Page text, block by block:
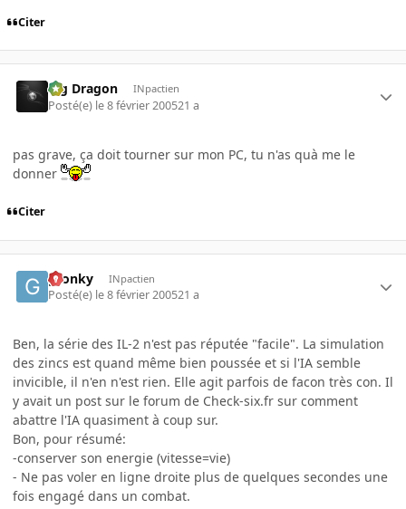
Citer
Big Dragon INpactien
Posté(e) le 8 février 200521 a
pas grave, ça doit tourner sur mon PC, tu n'as quà me le
donner
Citer
gronky INpactien
Posté(e) le 8 février 200521 a
Ben, la série des IL-2 n'est pas réputée "facile". La simulation
des zincs est quand même bien poussée et si l'IA semble
invicible, il n'en n'est rien. Elle agit parfois de facon très con. Il
y avait un post sur le forum de Check-six.fr sur comment
abattre l'IA quasiment à coup sur.
Bon, pour résumé:
-conserver son energie (vitesse=vie)
- Ne pas voler en ligne droite plus de quelques secondes une
fois engagé dans un combat.